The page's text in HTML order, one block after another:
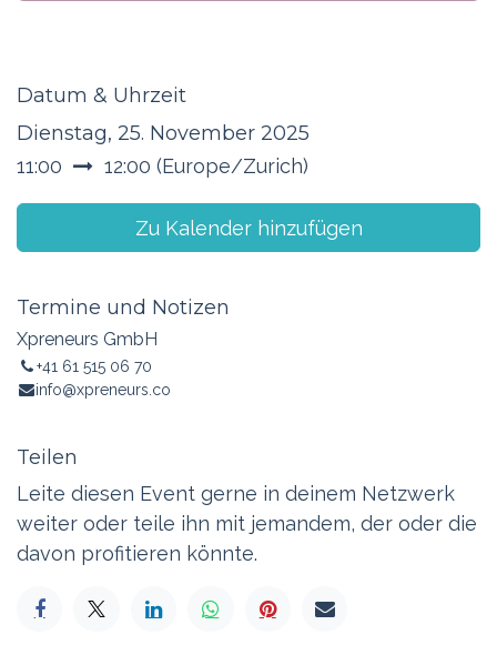
Datum & Uhrzeit
Dienstag, 25. November 2025
11:00 12:00 (Europe/Zurich)
Zu Kalender hinzufügen
Termine und Notizen
Xpreneurs GmbH
+41 61 515 06 70
info@xpreneurs.co
Teilen
Leite diesen Event gerne in deinem Netzwerk
weiter oder teile ihn mit jemandem, der oder die
davon profitieren könnte.